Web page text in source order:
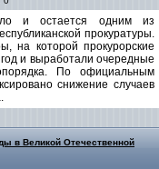
и остается одним из
прокуратуры.
на которой прокурорские
и выработали очередные
По официальным
снижение случаев
в Великой Отечественной